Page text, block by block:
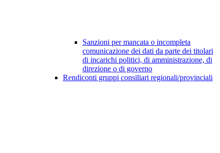
Sanzioni per mancata o incompleta
comunicazione dei dati da parte dei titolari
di incarichi politici, di amministrazione, di
direzione o di governo
Rendiconti gruppi consiliari regionali/provinciali